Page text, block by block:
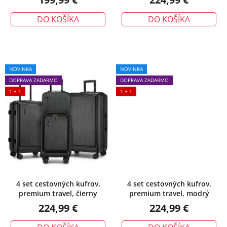
v DO KOŠÍKA DO KOŠÍKA
NOVINKA
DOPRAVA ZADARMO
1 + 1
4 set cestovných kufrov,
premium travel, čierny
224,99 €
NOVINKA
DOPRAVA ZADARMO
1 + 1
4 set cestovných kufrov,
premium travel, modrý
224,99 €